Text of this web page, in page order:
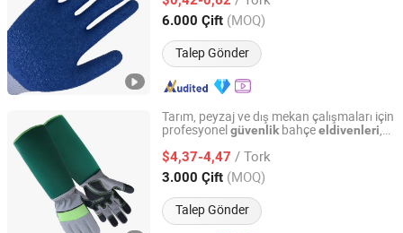
6.000 Çift (MOQ)
Talep Gönder
Shanghai, China Fiyat 2013
Tarım, peyzaj ve dış mekan çalışmaları için
profesyonelgüvenlikbahçeeldivenleri,
eldivenleri
$4,37-4,47 / Tork
3.000 Çift (MOQ)
Talep Gönder
BEIHAI KINGMA CO., LTD.
Guangxi, China Fiyat 2021